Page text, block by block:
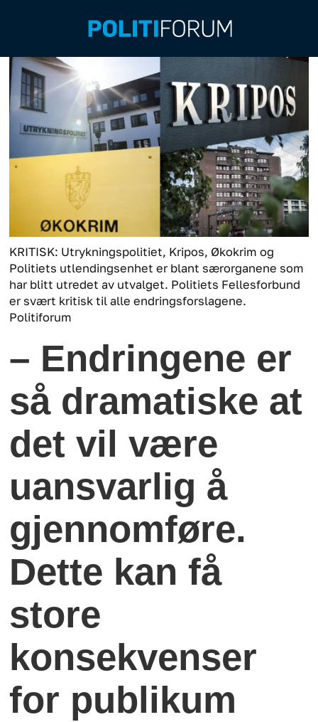
KRITISK: Utrykningspolitiet, Kripos, Økokrim og
Politiets utlendingsenhet er blant særorganene som
har blitt utredet av utvalget. Politiets Fellesforbund
er svært kritisk til alle endringsforslagene.
Politiforum
– Endringene er
så dramatiske at
det vil være
uansvarlig å
gjennomføre.
Dette kan få
store
konsekvenser
for publikum